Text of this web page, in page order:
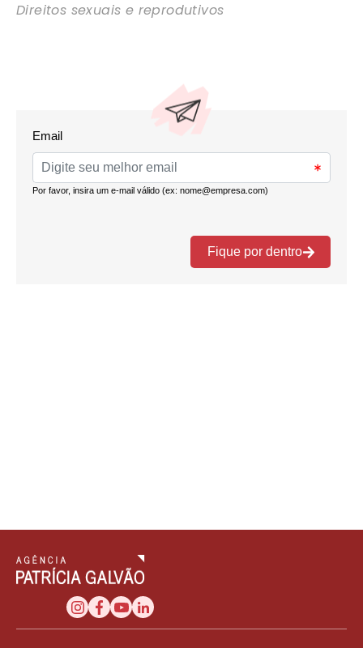
Direitos sexuais e reprodutivos